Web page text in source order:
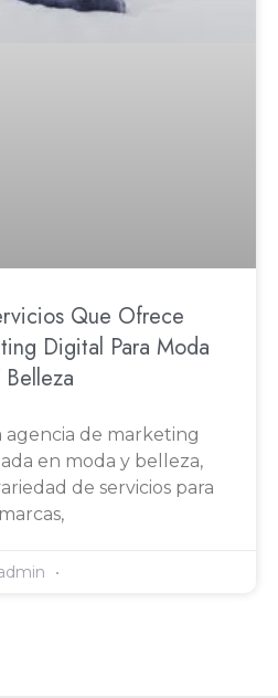
Que Ofrece
Digital Para Moda
Belleza
agencia de marketing
en moda y belleza,
de servicios para
marcas,